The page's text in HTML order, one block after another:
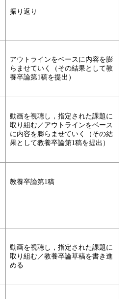
振り返り
アウトラインをベースに内容を膨
らませていく（その結果として教
養卒論第1稿を提出）
動画を視聴し，指定された課題に
取り組む／アウトラインをベース
に内容を膨らませていく（その結
果として教養卒論第1稿を提出）
教養卒論第1稿
動画を視聴し，指定された課題に
取り組む／教養卒論草稿を書き進
める